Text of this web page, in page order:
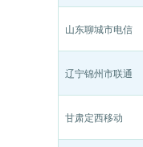
山东聊城市电信
辽宁锦州市联通
甘肃定西移动